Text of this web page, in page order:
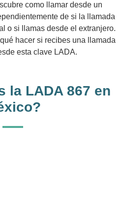
como llamar desde un
de si la llamada
o si llamas desde el extranjero.
hacer si recibes una llamada
esta clave LADA.
la LADA 867 en